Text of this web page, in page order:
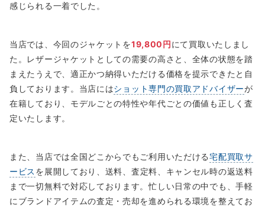
感じられる一着でした。
当店では、今回のジャケットを19,800円にて買取いたしまし
た。レザージャケットとしての需要の高さと、全体の状態を踏
まえたうえで、適正かつ納得いただける価格を提示できたと自
負しております。当店にはショット専門の買取アドバイザーが
在籍しており、モデルごとの特性や年代ごとの価値も正しく査
定いたします。
また、当店では全国どこからでもご利用いただける宅配買取サ
ービス を展開しており、送料、査定料、キャンセル時の返送料
まで一切無料で対応しております。忙しい日常の中でも、手軽
にブランドアイテムの査定・売却を進められる環境を整えてお